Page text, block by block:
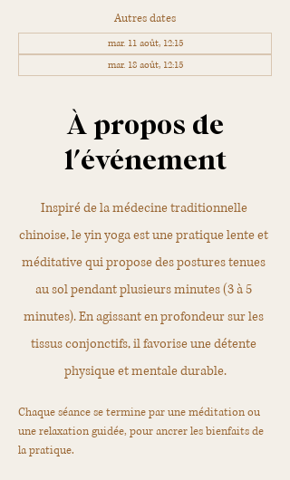
Autres dates
mar. 11 août, 12:15
mar. 18 août, 12:15
À propos de
l'événement
Inspiré de la médecine traditionnelle
chinoise, le yin yoga est une pratique lente et
méditative qui propose des postures tenues
au sol pendant plusieurs minutes (3 à 5
minutes). En agissant en profondeur sur les
tissus conjonctifs, il favorise une détente
physique et mentale durable.
Chaque séance se termine par une méditation ou
une relaxation guidée, pour ancrer les bienfaits de
la pratique.